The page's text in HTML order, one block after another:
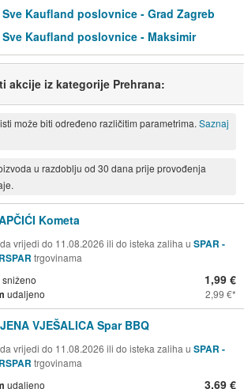
Sve Kaufland poslovnice - Grad Zagreb
Sve Kaufland poslovnice - Maksimir
akcije iz kategorije Prehrana:
može biti određeno različitim parametrima. Saznaj
u razdoblju od 30 dana prije provođenja
Kometa
vrijedi do 11.08.2026 ili do isteka zaliha u SPAR -
trgovinama
sniženo
udaljeno
1,99 €
2,99 €
VJEŠALICA Spar BBQ
vrijedi do 11.08.2026 ili do isteka zaliha u SPAR -
trgovinama
udaljeno 3,69 €